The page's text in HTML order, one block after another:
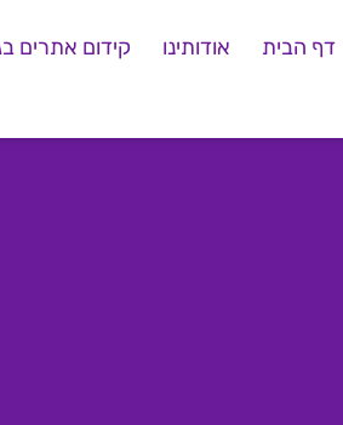
דף הבית אודותינו קידום אתרים